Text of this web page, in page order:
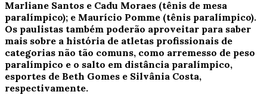
Marliane Santos e Cadu Moraes (tênis de mesa
paralímpico); e Maurício Pomme (tênis paralímpico).
Os paulistas também poderão aproveitar para saber
mais sobre a história de atletas profissionais de
categorias não tão comuns, como arremesso de peso
paralímpico e o salto em distância paralímpico,
esportes de Beth Gomes e Silvânia Costa,
respectivamente.